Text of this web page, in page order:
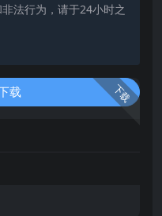
法行为，请于24小时之
下载
载